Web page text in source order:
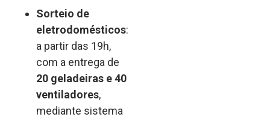
Sorteio de
eletrodomésticos:
a partir das 19h,
com a entrega de
20 geladeiras e 40
ventiladores,
mediante sistema